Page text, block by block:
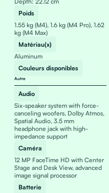
Poids
1.55 kg (M4), 1.6 kg (M4 Pro), 1.62
kg (M4 Max)
Matériau(x)
Aluminum
Couleurs disponibles
Autre
Audio
Six-speaker system with force-
canceling woofers, Dolby Atmos,
Spatial Audio, 3.5 mm
headphone jack with high-
impedance support
Caméra
12 MP FaceTime HD with Center
Stage and Desk View, advanced
image signal processor
Batterie